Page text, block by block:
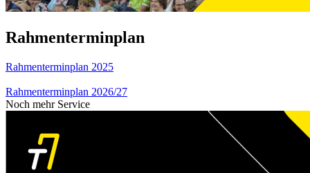
Rahmenterminplan
Rahmenterminplan 2025
Rahmenterminplan 2026/27
Noch mehr Service